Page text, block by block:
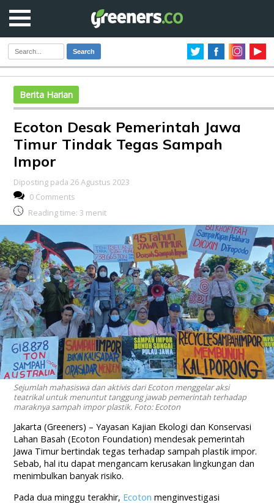
Search
Berita Harian
Ecoton Desak Pemerintah Jawa
Timur Tindak Tegas Sampah
Impor
Diposting pada 26 Agustus 2023
0 Comments
Reading time: 3 menit
Sejumlah mahasiswa dan aktivis dari Ecoton menggelar aksi
teatrikal untuk menuntut tanggung jawab pemerintah terhadap
maraknya sampah impor plastik. Foto: Ecoton
Jakarta (Greeners) – Yayasan Kajian Ekologi dan Konservasi
Lahan Basah (Ecoton Foundation) mendesak pemerintah
Jawa Timur bertindak tegas terhadap sampah plastik impor.
Sebab, hal itu dapat mengancam kerusakan lingkungan dan
menimbulkan banyak risiko.
Pada dua minggu terakhir, Ecoton menginvestigasi